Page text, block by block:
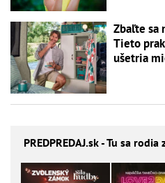
Zbaľte sa
Tieto
ušetria
PREDPREDAJ.sk - Tu sa rodia